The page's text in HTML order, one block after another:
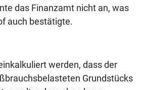
das Finanzamt nicht an, was
auch bestätigte.
werden, dass der
Grundstücks